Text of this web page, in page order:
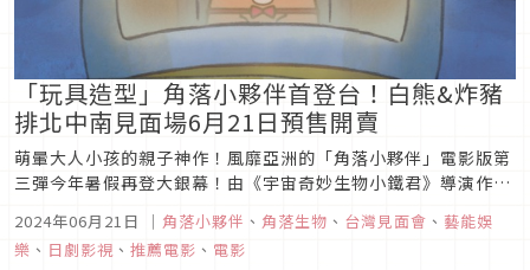
「玩具造型」角落小夥伴首登台！白熊&炸豬
排北中南見面場6月21日預售開賣
萌暈大人小孩的親子神作！風靡亞洲的「角落小夥伴」電影版第
三彈今年暑假再登大銀幕！由《宇宙奇妙生物小鐵君》導演作田
志、攜手原班動畫團隊Fanworks打造全新冒險故事《角落小夥
伴電影版：奇幻的玩具工廠》即將在7月19日暑假熱鬧登場！
2024年06月21日 ｜ 角落小夥伴 、 角落生物 、 台灣見面會 、 藝能娛
樂 、 日劇影視 、 推薦電影 、 電影